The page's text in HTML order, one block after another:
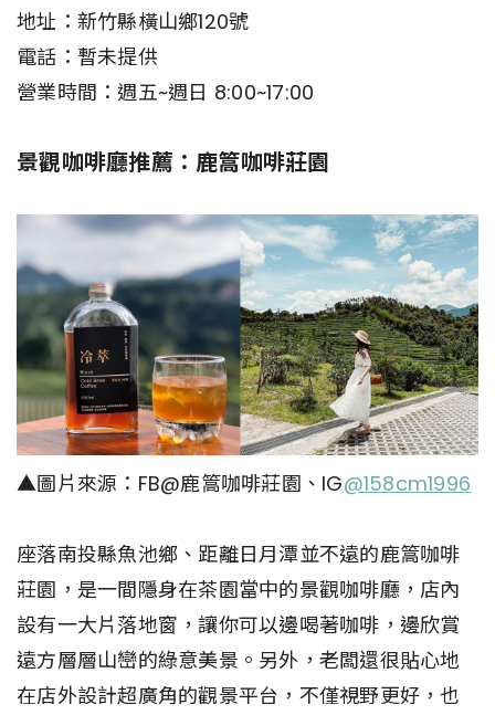
地址：新竹縣橫山鄉120號
電話：暫未提供
營業時間：週五~週日 8:00~17:00
景觀咖啡廳推薦：鹿篙咖啡莊園
▲圖片來源：FB@鹿篙咖啡莊園、IG@158cm1996
座落南投縣魚池鄉、距離日月潭並不遠的鹿篙咖啡
莊園，是一間隱身在茶園當中的景觀咖啡廳，店內
設有一大片落地窗，讓你可以邊喝著咖啡，邊欣賞
遠方層層山巒的綠意美景。另外，老闆還很貼心地
在店外設計超廣角的觀景平台，不僅視野更好，也